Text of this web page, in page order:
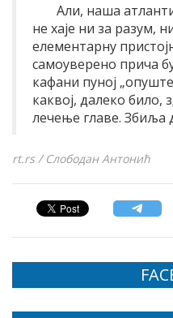
Али, наша
не хаје ни за разум,
елементарну
самоуверено прича
кафани пуној
каквој, далеко било,
лечење главе. Збиља
rt.rs / Слободан Антонић